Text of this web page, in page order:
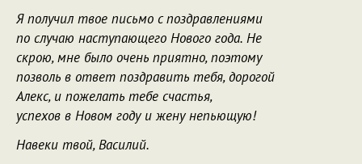
Я получил твое письмо с поздравлениями
по случаю наступающего Нового года. Не
скрою, мне было очень приятно, поэтому
позволь в ответ поздравить тебя, дорогой
Алекс, и пожелать тебе счастья,
успехов в Новом году и жену непьющую!
Навеки твой, Василий.